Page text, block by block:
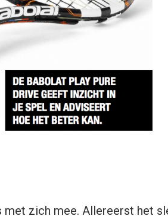
zich mee. Allereerst het